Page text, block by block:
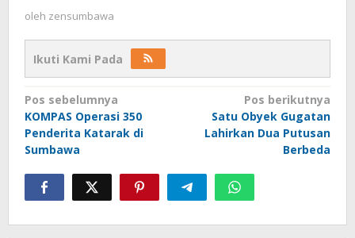
oleh zensumbawa
Ikuti Kami Pada
Navigasi
pos
Pos sebelumnya
KOMPAS Operasi 350
Penderita Katarak di
Sumbawa
Pos berikutnya
Satu Obyek Gugatan
Lahirkan Dua Putusan
Berbeda